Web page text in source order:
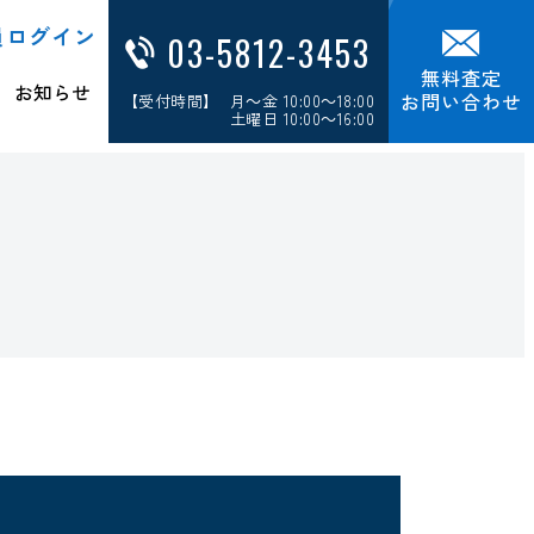
グイン
お知らせ
03-5812-3453
【受付時間】 月～金 10:00～18:00
土曜日 10:00～16:00
無料査定
お問い合わせ